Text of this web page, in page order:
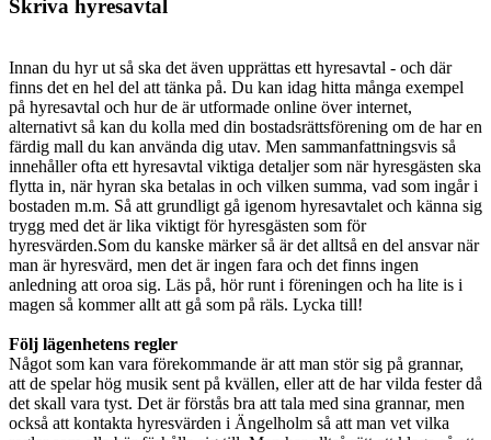
Skriva hyresavtal
Innan du hyr ut så ska det även upprättas ett hyresavtal - och där
finns det en hel del att tänka på. Du kan idag hitta många exempel
på hyresavtal och hur de är utformade online över internet,
alternativt så kan du kolla med din bostadsrättsförening om de har en
färdig mall du kan använda dig utav. Men sammanfattningsvis så
innehåller ofta ett hyresavtal viktiga detaljer som när hyresgästen ska
flytta in, när hyran ska betalas in och vilken summa, vad som ingår i
bostaden m.m. Så att grundligt gå igenom hyresavtalet och känna sig
trygg med det är lika viktigt för hyresgästen som för
hyresvärden.Som du kanske märker så är det alltså en del ansvar när
man är hyresvärd, men det är ingen fara och det finns ingen
anledning att oroa sig. Läs på, hör runt i föreningen och ha lite is i
magen så kommer allt att gå som på räls. Lycka till!
Följ lägenhetens regler
Något som kan vara förekommande är att man stör sig på grannar,
att de spelar hög musik sent på kvällen, eller att de har vilda fester då
det skall vara tyst. Det är förstås bra att tala med sina grannar, men
också att kontakta hyresvärden i Ängelholm så att man vet vilka